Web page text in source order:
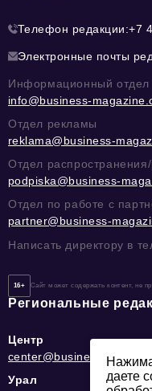
Телефон редакции:+7
Электронные почты
Информационный отдел
info@business-
Отдел рекламы
reklama@business-
Отдел
podpiska@business-
Отдел по работе с
partner@business-
Написать директору в
16+ Сайт может содержать контент, не
Региональные
Центр
center@business-
Урал
даете